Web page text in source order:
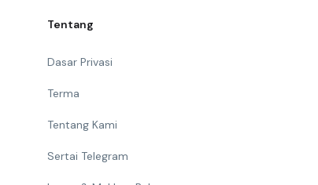
Tentang
Dasar Privasi
Terma
Tentang Kami
Sertai Telegram